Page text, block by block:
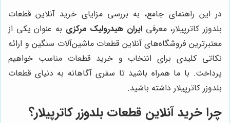
در این راهنمای جامع، به بررسی مزایای خرید آنلاین قطعات
بلدوزر کاترپیلار، معرفی ایران هیدرولیک مرکزی به عنوان یکی از
معتبرترین فروشگاه‌های آنلاین قطعات ماشین‌آلات سنگین و ارائه
نکاتی کلیدی برای انتخاب و خرید قطعات مناسب خواهیم
پرداخت. با ما همراه باشید تا سفری آگاهانه به دنیای قطعات
بلدوزر کاترپیلار داشته باشید.
چرا خرید آنلاین قطعات بلدوزر کاترپیلار؟